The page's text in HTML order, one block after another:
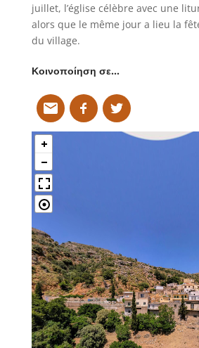
juillet, l’église célèbre avec une
alors que le même jour a lieu la
du village.
Κοινοποίηση σε…